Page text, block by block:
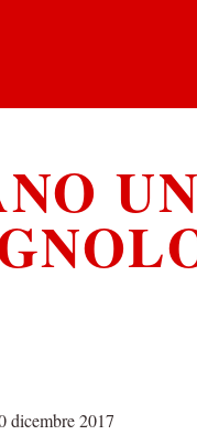
dicembre 2017